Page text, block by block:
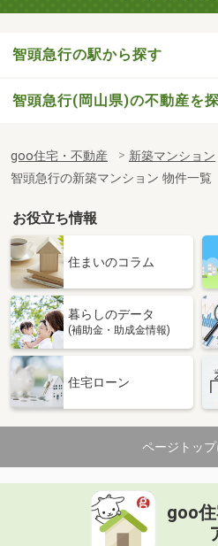
智頭急行の駅から探す
智頭急行(岡山県)の不動産を
goo住宅・不動産 新築マンション
智頭急行の新築マンション 物件一覧
お役立ち情報
住まいのコラム
暮らしのデータ
(補助金・助成金情報)
住宅ローン
ページトップ
goo